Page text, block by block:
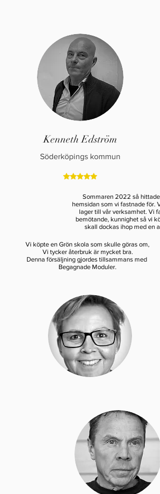
Kenneth Edström
Söderköpings kommun
Sommaren 2022 så hittade
hemsidan som vi fastnade för.
lager till vår verksamhet. Vi
bemötande, kunnighet så vi
skall dockas ihop med en
Vi köpte en Grön skola som skulle göras om,
Vi tycker återbruk är mycket bra.
Denna försäljning gjordes tillsammans med
Begagnade Moduler.